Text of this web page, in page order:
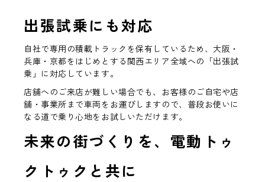
出張試乗にも対応
自社で専用の積載トラックを保有しているため、大阪・
兵庫・京都をはじめとする関西エリア全域への「出張試
乗」に対応しています。
店舗へのご来店が難しい場合でも、お客様のご自宅や店
舗・事業所まで車両をお運びしますので、普段お使いに
なる道で乗り心地をお試しいただけます。
未来の街づくりを、電動トゥ
クトゥクと共に